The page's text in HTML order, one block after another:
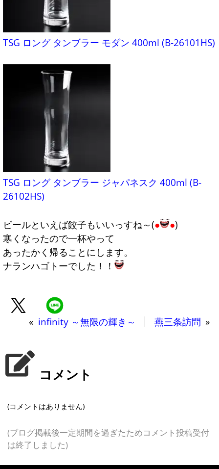
TSG ロング タンブラー モダン 400ml (B-26101HS)
TSG ロング タンブラー ジャパネスク 400ml (B-
26102HS)
ビールといえば餃子もいいっすね～(● ●)
寒くなったので一杯やって
あったかく帰ることにします。
ナランハゴトーでした！！
« infinity ～無限の輝き～ 燕三条訪問 »
コメント
(コメントはありません)
(ブログ掲載後一定期間を過ぎたためコメント投稿受付
は終了しました)